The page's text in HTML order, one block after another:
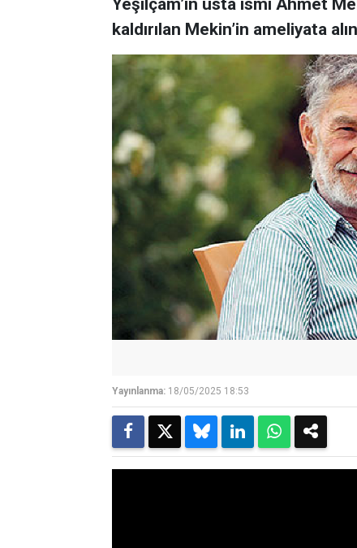
Yeşilçam’ın usta ismi Ahmet
kaldırılan Mekin’in ameliyata
Yayınlanma: 18/05/2025 18:53